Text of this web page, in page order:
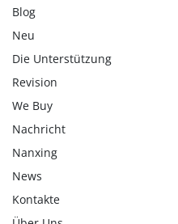
Blog
Neu
Die Unterstützung
Revision
We Buy
Nachricht
Nanxing
News
Kontakte